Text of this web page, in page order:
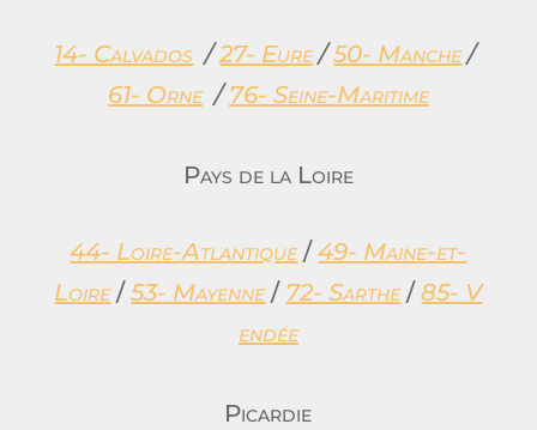
14- Calvados /27- Eure / 50- Manche/
61- Orne / 76- Seine-Maritime
Pays de la Loire
44- Loire-Atlantique / 49- Maine-et-
Loire / 53- Mayenne / 72- Sarthe / 85- V
endée
Picardie